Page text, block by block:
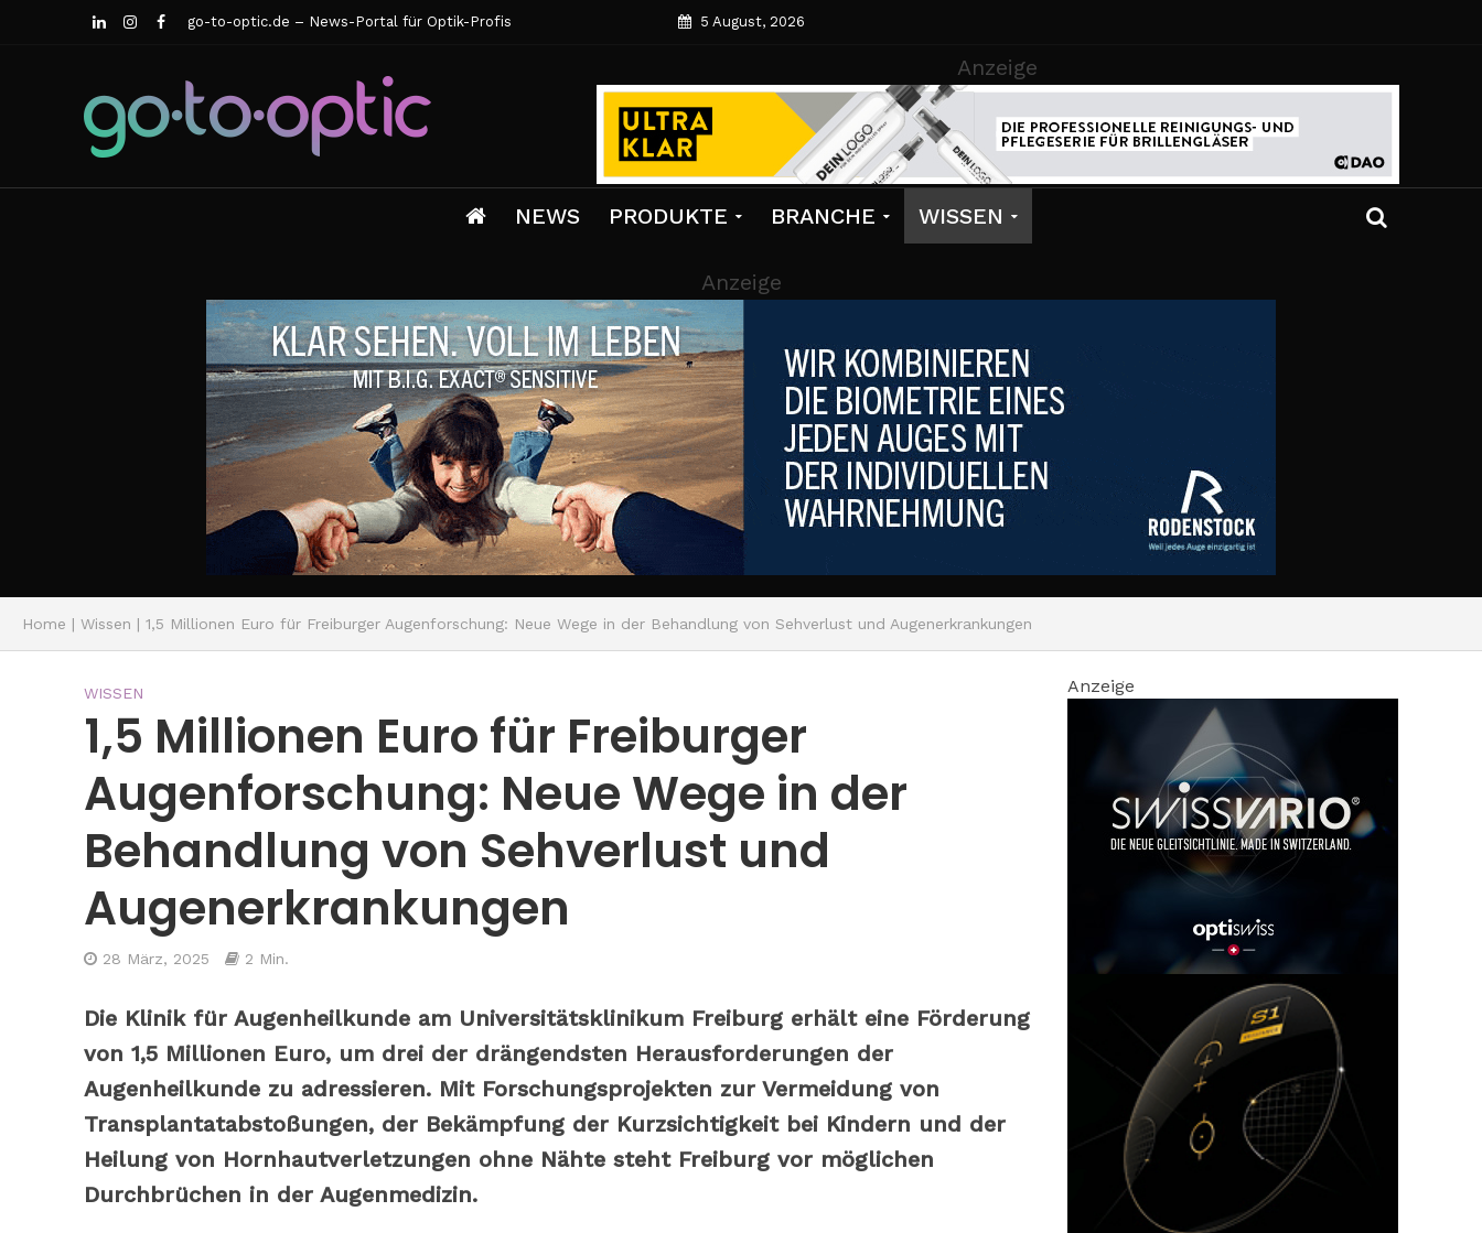
go-to-optic.de – News-Portal für Optik-Profis 5 August, 2026
Anzeige
NEWS PRODUKTE BRANCHE WISSEN
Anzeige
Home | Wissen | 1,5 Millionen Euro für Freiburger Augenforschung: Neue Wege in der Behandlung von Sehverlust und Augenerkrankungen
WISSEN
1,5 Millionen Euro für Freiburger
Augenforschung: Neue Wege in der
Behandlung von Sehverlust und
Augenerkrankungen
28 März, 2025 2 Min.
Die Klinik für Augenheilkunde am Universitätsklinikum Freiburg erhält eine Förderung
von 1,5 Millionen Euro, um drei der drängendsten Herausforderungen der
Augenheilkunde zu adressieren. Mit Forschungsprojekten zur Vermeidung von
Transplantatabstoßungen, der Bekämpfung der Kurzsichtigkeit bei Kindern und der
Heilung von Hornhautverletzungen ohne Nähte steht Freiburg vor möglichen
Durchbrüchen in der Augenmedizin.
Anzeige